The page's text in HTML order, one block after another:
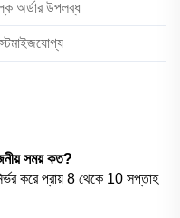
অর্ডার উপলব্ধ
সময় কত?
করে প্রায় 8 থেকে 10 সপ্তাহ